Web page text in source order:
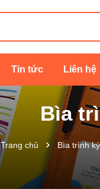
Tin tức Liên hệ
Bìa
Trang chủ Bìa trình